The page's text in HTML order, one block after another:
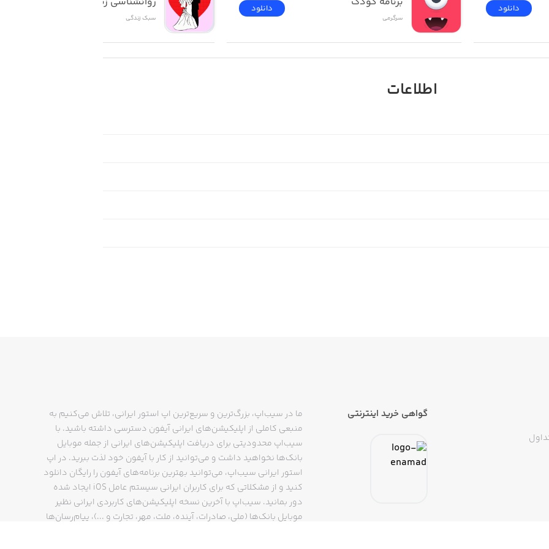
همان قسمت در ورود بعدی به نرم‌افزار
دانلود
سرگرمی
دانلود
سبک زندگی
اطلاعات
گواهی خرید اینترنتی
ما در سیب‌اپ، بزرگ‌ترین و سریع‌ترین اپ استور ایرانی، تلاش می‌کنیم به
منبعی کاملی از اپلیکیشن‌های ایرانی آیفون دسترسی داشته باشید. با
سیب‌اپ محدودیتی برای دریافت اپلیکیشن‌های ایرانی از جمله موبایل
بانک‌ها نخواهید داشت و می‌توانید از کار با آیفون خود لذت ببرید. در اپ
استور ایرانی سیب‌اپ، می‌توانید بهترین برنامه‌های آیفون را رایگان دانلود
کنید و از مشکلاتی که برای کاربران ایرانی سیستم عامل iOS ایجاد شده
دور بمانید. سیب‌اپ با آخرین نسخه اپلیکیشن‌های کاربردی ایرانی نظیر
موبایل بانک‌ها (ملی، صادرات، آینده، ملت، مهر، تجارت و ...)، پیام‌رسان‌ها